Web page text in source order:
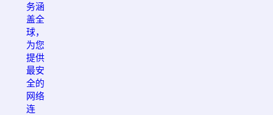
务涵
盖全
球，
为您
提供
最安
全的
网络
连